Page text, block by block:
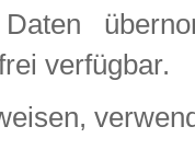
Daten
verfügbar.